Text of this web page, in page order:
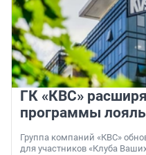
ГК «КВС»
программы
Группа компаний «КВС»
для участников «Клуба